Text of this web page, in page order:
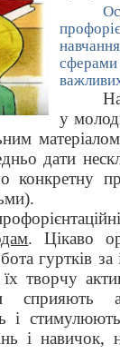
сферами
у
дати
конкретну
. Цікаво
гуртків за
творчу
сприяють
і
і навичок,